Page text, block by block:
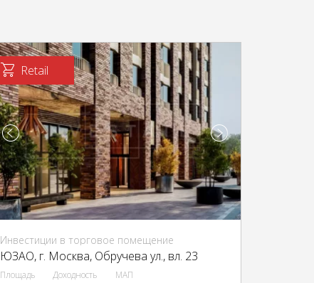
Retail
Инвестиции в торговое помещение
ЮЗАО, г. Москва, Обручева ул., вл. 23
Площадь Доходность МАП